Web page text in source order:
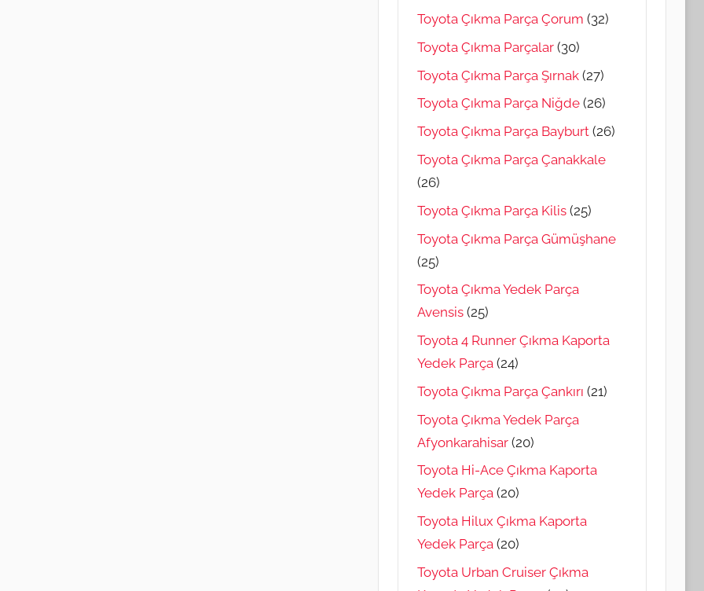
Toyota Çıkma Parça Çorum (32)
Toyota Çıkma Parçalar (30)
Toyota Çıkma Parça Şırnak (27)
Toyota Çıkma Parça Niğde (26)
Toyota Çıkma Parça Bayburt (26)
Toyota Çıkma Parça Çanakkale
(26)
Toyota Çıkma Parça Kilis (25)
Toyota Çıkma Parça Gümüşhane
(25)
Toyota Çıkma Yedek Parça
Avensis (25)
Toyota 4 Runner Çıkma Kaporta
Yedek Parça (24)
Toyota Çıkma Parça Çankırı (21)
Toyota Çıkma Yedek Parça
Afyonkarahisar (20)
Toyota Hi-Ace Çıkma Kaporta
Yedek Parça (20)
Toyota Hilux Çıkma Kaporta
Yedek Parça (20)
Toyota Urban Cruiser Çıkma